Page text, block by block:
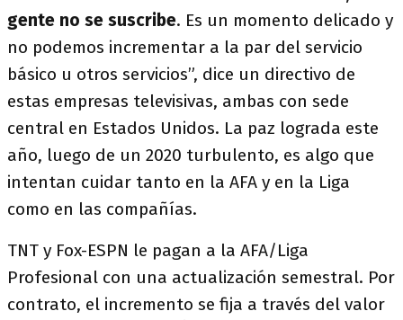
gente no se suscribe. Es un momento delicado y
no podemos incrementar a la par del servicio
básico u otros servicios”, dice un directivo de
estas empresas televisivas, ambas con sede
central en Estados Unidos. La paz lograda este
año, luego de un 2020 turbulento, es algo que
intentan cuidar tanto en la AFA y en la Liga
como en las compañías.
TNT y Fox-ESPN le pagan a la AFA/Liga
Profesional con una actualización semestral. Por
contrato, el incremento se fija a través del valor